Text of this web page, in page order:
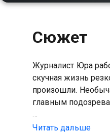
Сюжет
Журналист Юра
скучная жизнь
произошли.
главным
Посмотреть
Читать дальше